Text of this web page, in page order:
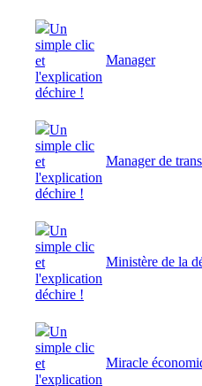
Un
simple clic
et
l'explication
déchire !
Manager
Un
simple clic
et
l'explication
déchire !
Manager de
Un
simple clic
et
l'explication
déchire !
Ministère de la
Un
simple clic
et
l'explication
Miracle